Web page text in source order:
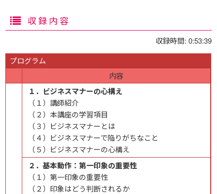
収録内容
収録時間: 0:53:39
プログラム
内容
１．ビジネスマナーの心構え
（１）講師紹介​
（２）本講座の学習項目​
（３）ビジネスマナーとは​
（４）ビジネスマナーで陥りがちなこと​
（５）ビジネスマナーの心構え
２．基本動作：第一印象の重要性
（１）第一印象の重要性​​
（２）印象はどう判断されるか​